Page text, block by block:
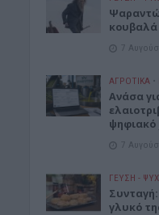
κουβαλά
7
ΑΓΡΟΤΙΚΑ •
Ανάσα
ψηφιακό
7
ΓΕΎΣΗ -
γλυκό